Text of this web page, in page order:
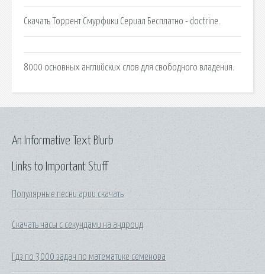
Скачать Торрент Смурфики Сериал Бесплатно - doctrine.
8000 основных английских слов для свободного владения.
Links to Important Stuff
Популярные песни арии скачать
Скачать часы с секундами на андроид
Гдз по 3000 задач по математике семенова
An Informative Text Blurb